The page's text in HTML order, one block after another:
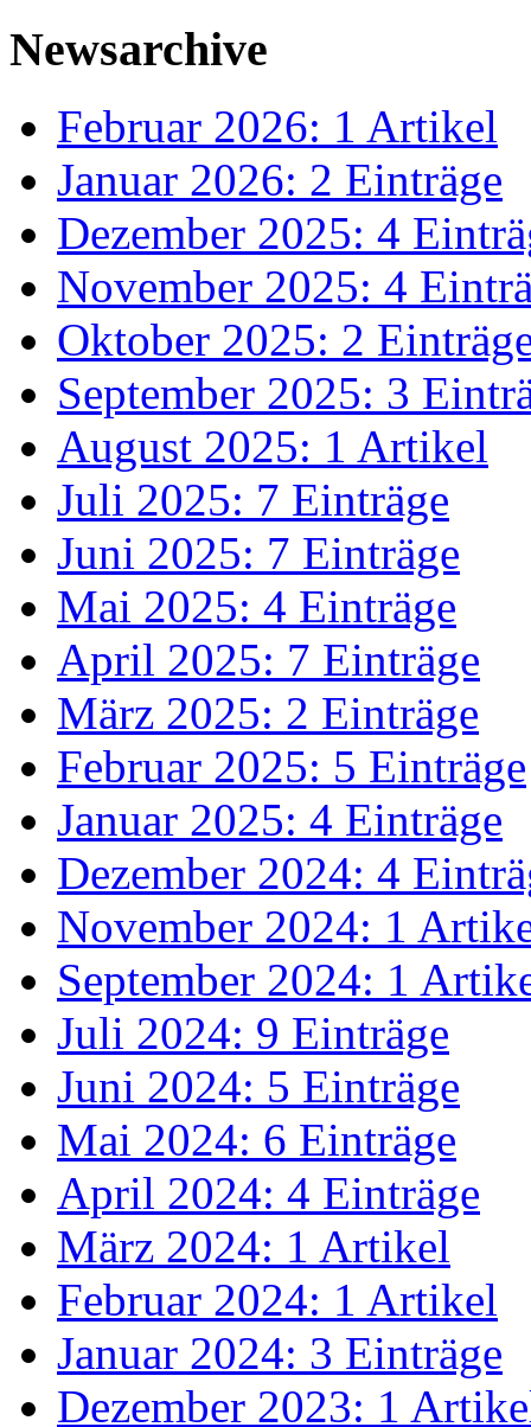
Newsarchive
Februar 2026: 1 Artikel
Januar 2026: 2 Einträge
Dezember 2025: 4
November 2025: 4
Oktober 2025: 2
September 2025: 3
August 2025: 1 Artikel
Juli 2025: 7 Einträge
Juni 2025: 7 Einträge
Mai 2025: 4 Einträge
April 2025: 7 Einträge
März 2025: 2 Einträge
Februar 2025: 5 Einträge
Januar 2025: 4 Einträge
Dezember 2024: 4
November 2024: 1
September 2024: 1
Juli 2024: 9 Einträge
Juni 2024: 5 Einträge
Mai 2024: 6 Einträge
April 2024: 4 Einträge
März 2024: 1 Artikel
Februar 2024: 1 Artikel
Januar 2024: 3 Einträge
Dezember 2023: 1